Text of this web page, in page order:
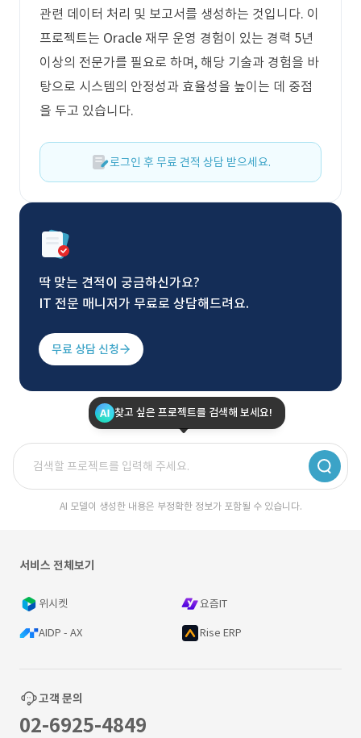
관련 데이터 처리 및 보고서를 생성하는 것입니다. 이
프로젝트는 Oracle 재무 운영 경험이 있는 경력 5년
이상의 전문가를 필요로 하며, 해당 기술과 경험을 바
탕으로 시스템의 안정성과 효율성을 높이는 데 중점
을 두고 있습니다.
로그인 후 무료 견적 상담 받으세요.
딱 맞는 견적이 궁금하신가요?
IT 전문 매니저가 무료로 상담해드려요.
무료 상담 신청
찾고 싶은 프로젝트를 검색해 보세요!
AI 모델이 생성한 내용은 부정확한 정보가 포함될 수 있습니다.
서비스 전체보기
위시켓 요즘IT
AIDP - AX Rise ERP
고객 문의
02-6925-4849